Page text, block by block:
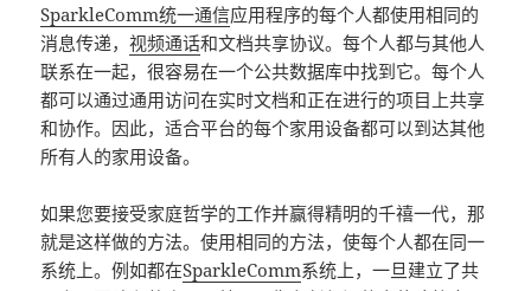
SparkleComm统一通信应用程序的每个人都使用相同的
消息传递，视频通话和文档共享协议。每个人都与其他人
联系在一起，很容易在一个公共数据库中找到它。每个人
都可以通过通用访问在实时文档和正在进行的项目上共享
和协作。因此，适合平台的每个家用设备都可以到达其他
所有人的家用设备。
如果您要接受家庭哲学的工作并赢得精明的千禧一代，那
就是这样做的方法。使用相同的方法，使每个人都在同一
系统上。例如都在SparkleComm系统上，一旦建立了共